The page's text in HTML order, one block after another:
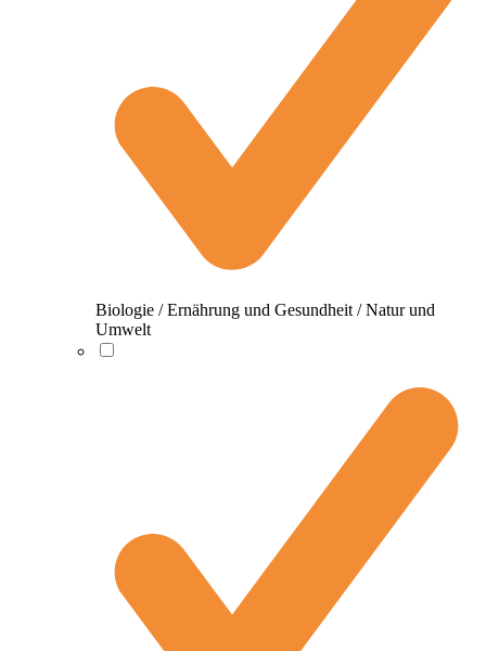
Biologie / Ernährung und Gesundheit / Natur und
Umwelt